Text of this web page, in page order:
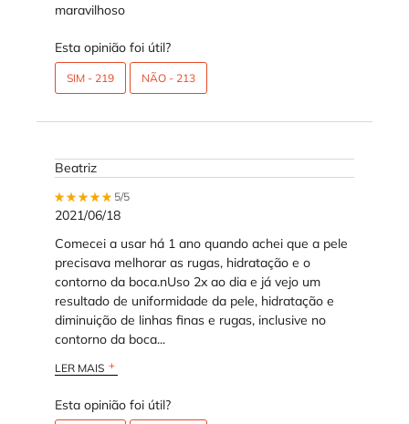
maravilhoso
Esta opinião foi útil?
SIM - 219 NÃO - 213
Beatriz
5 out of 5 stars.
5/5
2021/06/18
Comecei a usar há 1 ano quando achei que a pele
precisava melhorar as rugas, hidratação e o
contorno da boca.nUso 2x ao dia e já vejo um
resultado de uniformidade da pele, hidratação e
diminuição de linhas finas e rugas, inclusive no
contorno da boca...
LER MAIS
Esta opinião foi útil?